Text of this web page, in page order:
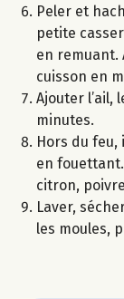
Peler et
petite
en remuant.
cuisson en
Ajouter l’ail,
minutes.
Hors du
en
citron,
Laver,
les moules,